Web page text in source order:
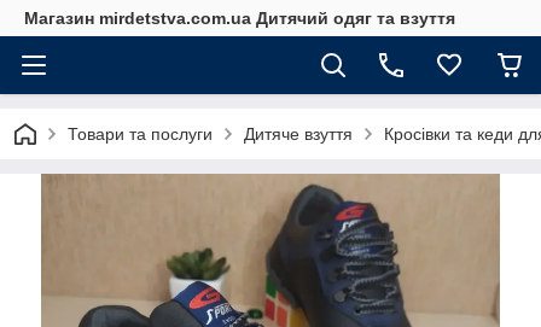
Магазин mirdetstva.com.ua Дитячий одяг та взуття
Товари та послуги Дитяче взуття Кросівки та кеди